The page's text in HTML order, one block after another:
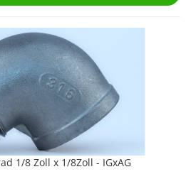
1/8 Zoll x 1/8Zoll - IGxAG